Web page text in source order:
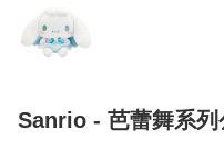
Sanrio - 芭蕾舞系列